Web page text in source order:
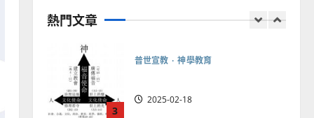
熱門文章 2 2025-02-18
3
普世宣教 神學教育
2025-02-18